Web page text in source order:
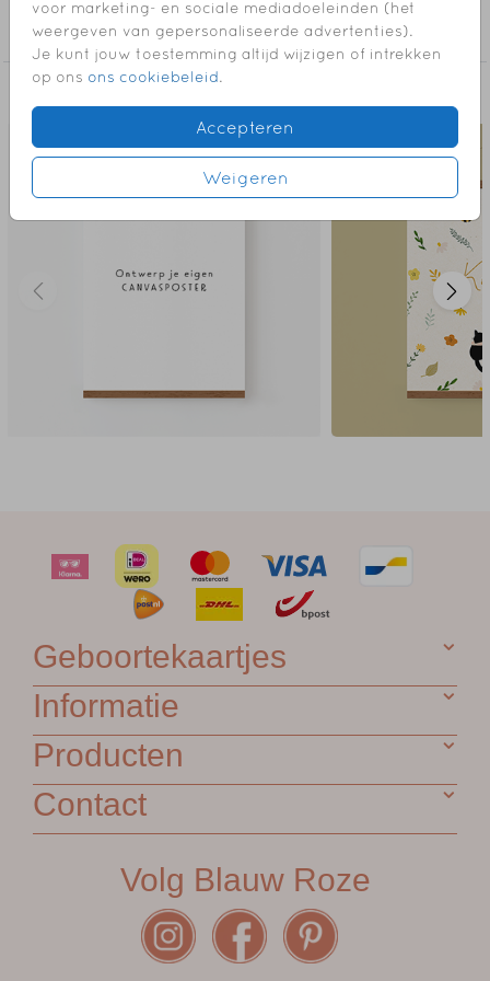
voor marketing- en sociale mediadoeleinden (het
weergeven van gepersonaliseerde advertenties).
Je kunt jouw toestemming altijd wijzigen of intrekken
op ons ons cookiebeleid.
Accepteren
Weigeren
om op te hangen in de babykamer.
Canvasposter
Dit vind je misschien ook leuk
Geboortekaartjes
Informatie
Producten
Contact
Volg Blauw Roze